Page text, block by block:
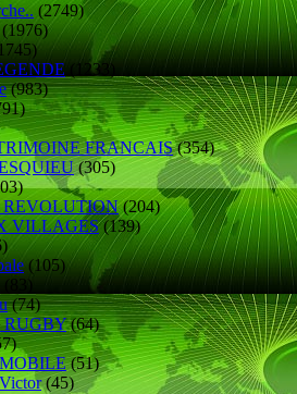
(2749)
(1976)
(1233)
(983)
FRANCAIS(354)
(305)
(204)
VILLAGES(139)
(105)
(83)
(74)
RUGBY(64)
(51)
(45)